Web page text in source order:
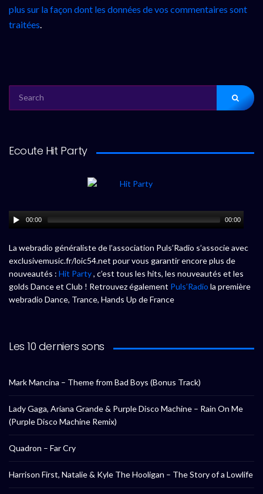
plus sur la façon dont les données de vos commentaires sont
traitées.
FOR:
Ecoute Hit Party
00:00 00:00
La webradio généraliste de l’association Puls’Radio s’associe avec
exclusivemusic.fr/loic54.net pour vous garantir encore plus de
nouveautés : Hit Party, c’est tous les hits, les nouveautés et les
golds Dance et Club ! Retrouvez également Puls’Radio la première
webradio Dance, Trance, Hands Up de France
Les 10 derniers sons
Mark Mancina – Theme from Bad Boys (Bonus Track)
Lady Gaga, Ariana Grande & Purple Disco Machine – Rain On Me
(Purple Disco Machine Remix)
Quadron – Far Cry
Harrison First, Natalie & Kyle The Hooligan – The Story of a Lowlife